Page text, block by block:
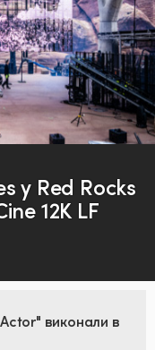
у Red Rocks
12K LF
виконали в